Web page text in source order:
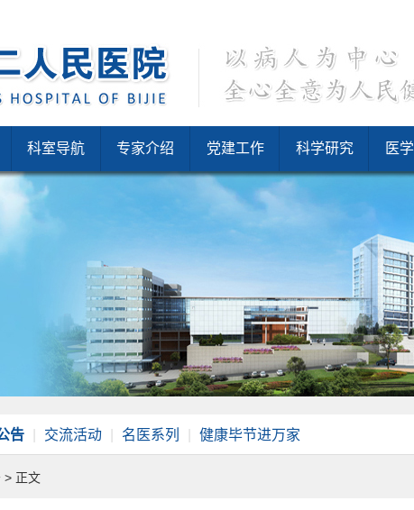
科室导航 专家介绍 党建工作 科学研究 医
告 交流活动 名医系列 健康毕节进万家
> 正文